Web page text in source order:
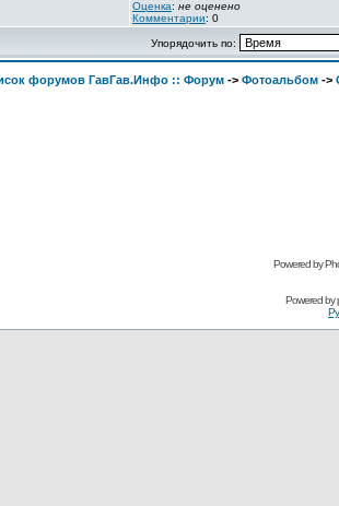
Оценка: не оценено
Комментарии: 0
Упорядочить по:
форумов ГавГав.Инфо :: Форум -> Фотоальбом ->
Powered by
Powered by